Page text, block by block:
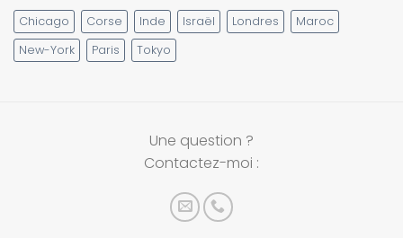
Chicago Corse Inde Israël Londres
Maroc
New-York
Paris Tokyo
Une question ?
Contactez-moi :